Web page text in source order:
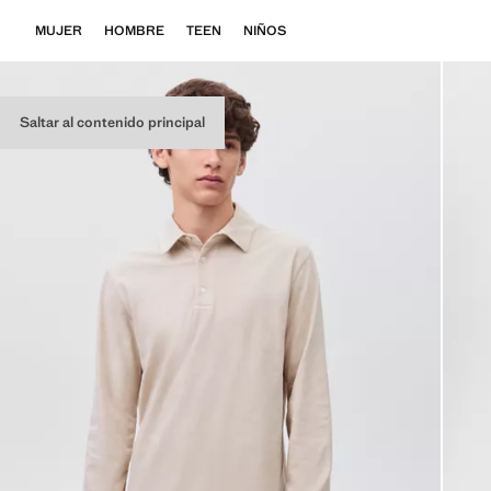
Saltar al contenido principal
MUJER HOMBRE TEEN NIÑOS